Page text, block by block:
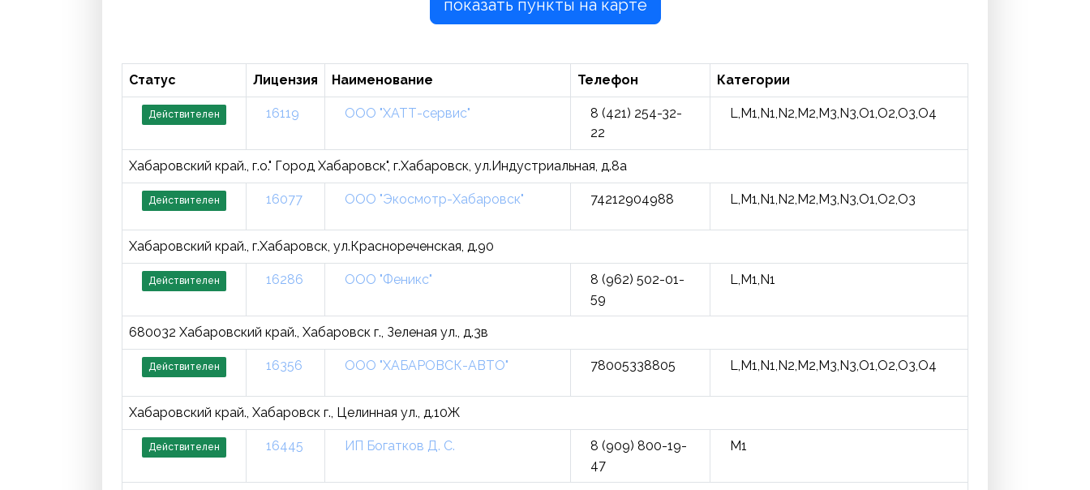
показать пункты на карте
Статус Лицензия Наименование Телефон Категории
Действителен 16119 ООО "ХАТТ-сервис"
8 (421) 254-32-
22
L,M1,N1,N2,M2,M3,N3,O1,O2,O3,O4
Хабаровский край., г.о." Город Хабаровск", г.Хабаровск, ул.Индустриальная, д.8а
Действителен 16077 ООО "Экосмотр-Хабаровск" 74212904988 L,M1,N1,N2,M2,M3,N3,O1,O2,O3
Хабаровский край., г.Хабаровск, ул.Краснореченская, д.90
Действителен 16286 ООО "Феникс"
8 (962) 502-01-
59
L,M1,N1
680032 Хабаровский край., Хабаровск г., Зеленая ул., д.3в
Действителен 16356 ООО "ХАБАРОВСК-АВТО" 78005338805 L,M1,N1,N2,M2,M3,N3,O1,O2,O3,O4
Хабаровский край., Хабаровск г., Целинная ул., д.10Ж
Действителен 16445 ИП Богатков Д. С.
8 (909) 800-19-
47
M1